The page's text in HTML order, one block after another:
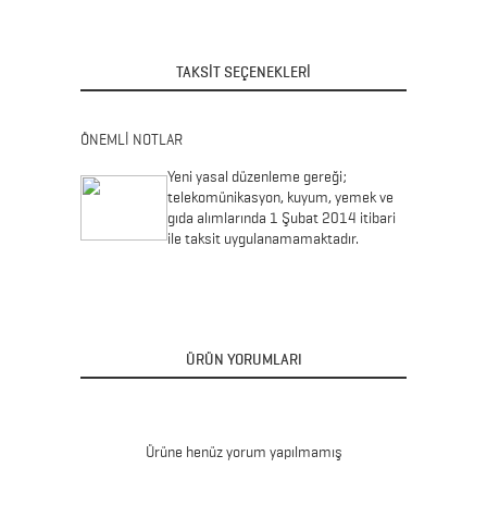
TAKSİT SEÇENEKLERİ
ÖNEMLİ NOTLAR
Yeni yasal düzenleme gereği;
telekomünikasyon, kuyum, yemek ve
gıda alımlarında 1 Şubat 2014 itibari
ile taksit uygulanamamaktadır.
ÜRÜN YORUMLARI
Ürüne henüz yorum yapılmamış